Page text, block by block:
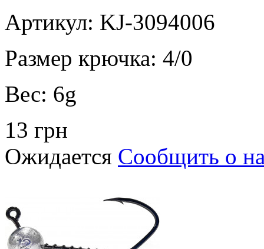
Артикул: KJ-3094006
Размер крючка: 4/0
Вес: 6g
13 грн
Ожидается Сообщить о